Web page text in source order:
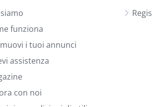
funziona
i tuoi annunci
assistenza
con noi